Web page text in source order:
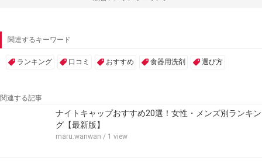
関連するキーワード
ランキング 口コミ おすすめ 食器用洗剤 選び方
関連する記事
ナイトキャップおすすめ20選！女性・メンズ別ランキン
グ【最新版】
maru.wanwan / 1 view